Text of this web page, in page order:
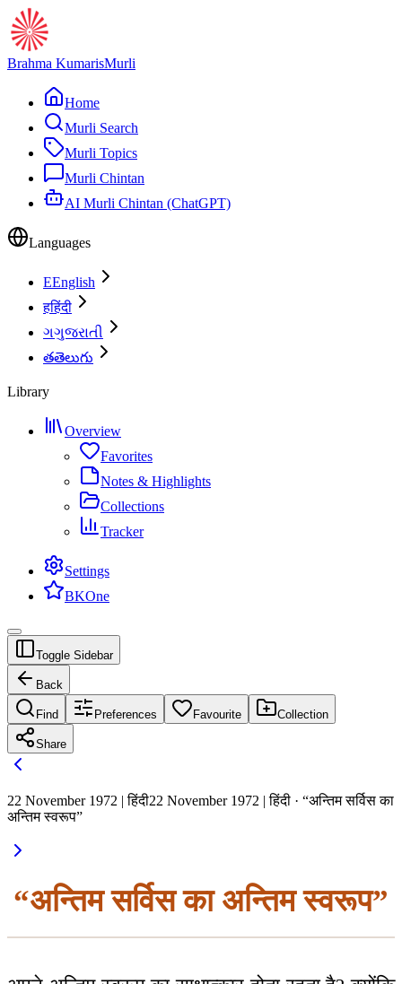
Brahma KumarisMurli
Home
Murli Search
Murli Topics
Murli Chintan
AI Murli Chintan (ChatGPT)
Languages
EEnglish
हहिंदी
ગગુજરાતી
తతెలుగు
Library
Overview
Favorites
Notes & Highlights
Collections
Tracker
Settings
BKOne
Toggle Sidebar
Back
Find Preferences Favourite Collection
Share
22 November 1972 | हिंदी22 November 1972 | हिंदी · “अन्तिम सर्विस का
अन्तिम स्वरूप”
“अन्तिम सर्विस का अन्तिम स्वरूप”